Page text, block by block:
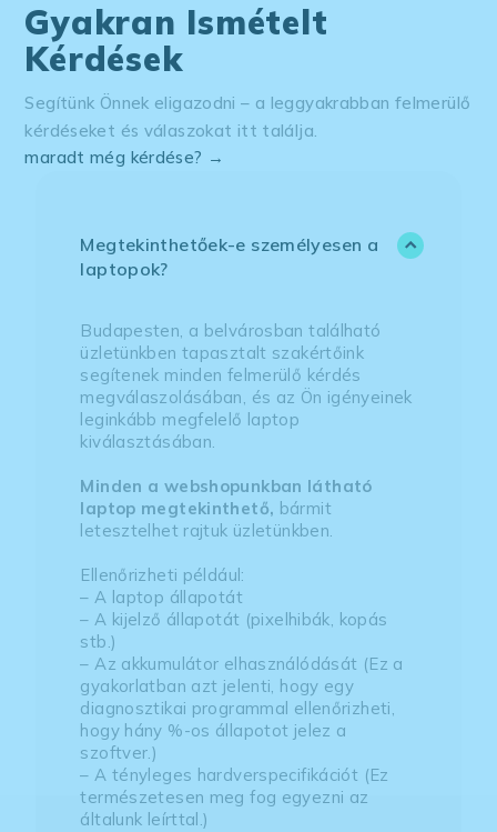
Gyakran Ismételt
Kérdések
Segítünk Önnek eligazodni – a leggyakrabban felmerülő
kérdéseket és válaszokat itt találja.
maradt még kérdése? →
Megtekinthetőek-e személyesen a
laptopok?
Budapesten, a belvárosban található
üzletünkben tapasztalt szakértőink
segítenek minden felmerülő kérdés
megválaszolásában, és az Ön igényeinek
leginkább megfelelő laptop
kiválasztásában.
Minden a webshopunkban látható
laptop megtekinthető, bármit
letesztelhet rajtuk üzletünkben.
Ellenőrizheti például:
– A laptop állapotát
– A kijelző állapotát (pixelhibák, kopás
stb.)
– Az akkumulátor elhasználódását (Ez a
gyakorlatban azt jelenti, hogy egy
diagnosztikai programmal ellenőrizheti,
hogy hány %-os állapotot jelez a
szoftver.)
– A tényleges hardverspecifikációt (Ez
természetesen meg fog egyezni az
általunk leírttal.)